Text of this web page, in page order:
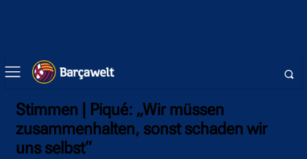
Stimmen | Piqué: „Wir müssen
zusammenhalten, sonst schaden wir
uns selbst“